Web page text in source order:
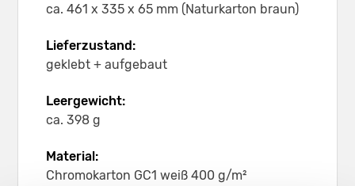
ca. 461 x 335 x 65 mm (Naturkarton braun)
Lieferzustand:
geklebt + aufgebaut
Leergewicht:
ca. 398 g
Material:
Chromokarton GC1 weiß 400 g/m²